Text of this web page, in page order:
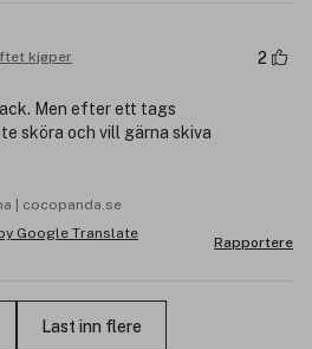
kjøper 2
Men efter ett tags
sköra och vill gärna skiva
| cocopanda.se
Rapportere
Last inn flere